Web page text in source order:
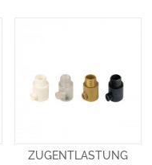
ZUGENTLASTUNG